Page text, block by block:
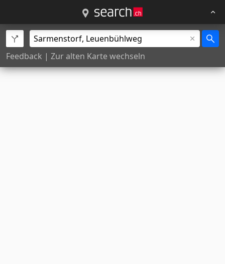
Feedback | Zur alten Karte wechseln